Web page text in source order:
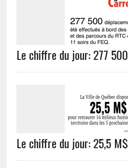
Le chiffre du jour: 277 500
Le chiffre du jour: 25,5 M$